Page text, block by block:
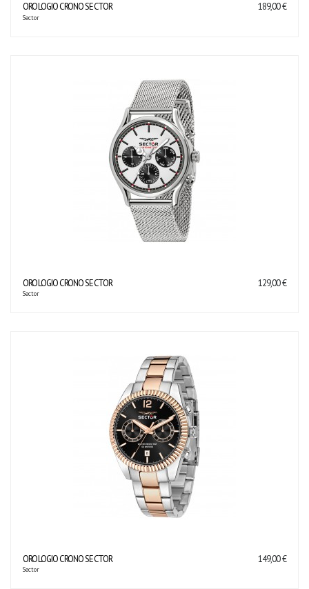
OROLOGIO CRONO SECTOR
Sector
189,00 €
OROLOGIO CRONO SECTOR
Sector
129,00 €
OROLOGIO CRONO SECTOR
Sector
149,00 €